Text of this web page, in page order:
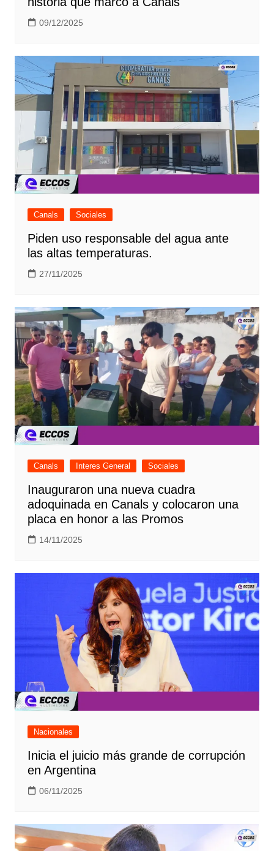
09/12/2025
Canals Sociales
Piden uso responsable del agua ante
las altas temperaturas.
27/11/2025
Canals Interes General Sociales
Inauguraron una nueva cuadra
adoquinada en Canals y colocaron una
placa en honor a las Promos
14/11/2025
Nacionales
Inicia el juicio más grande de corrupción
en Argentina
06/11/2025